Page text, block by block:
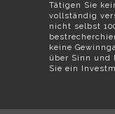
Tätigen Sie
vollständig
nicht selbst
keine
über Sinn und
Sie ein